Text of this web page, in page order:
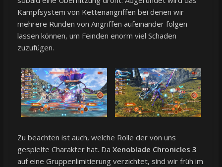
Kampfsystem von Kettenangriffen bei denen wir
mehrere Runden von Angriffen aufeinander folgen
lassen können, um Feinden enorm viel Schaden
zuzufügen.
Zu beachten ist auch, welche Rolle der von uns
gespielte Charakter hat. Da Xenoblade Chronicles 3
auf eine Gruppenlimitierung verzichtet, sind wir früh im